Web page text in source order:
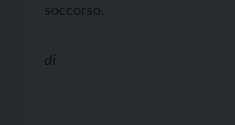
soccorso.
di